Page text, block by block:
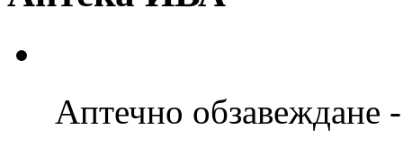
Аптечно